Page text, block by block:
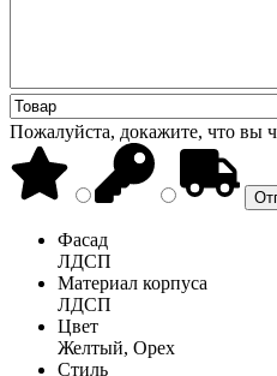
Пожалуйста, докажите, что вы
Фасад
ЛДСП
Материал корпуса
ЛДСП
Цвет
Желтый, Орех
Стиль